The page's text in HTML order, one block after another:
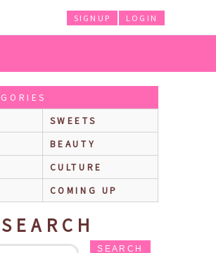
LOGIN
SIGNUP
がる♪
SWEETS
BEAUTY
CULTURE
COMING UP
SEARCH